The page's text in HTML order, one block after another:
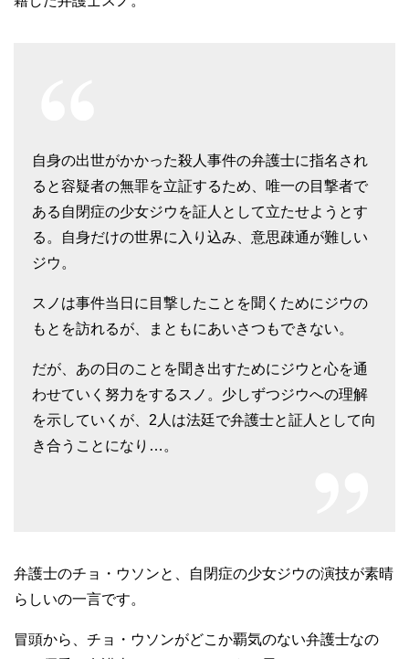
自身の出世がかかった殺人事件の弁護士に指名され
ると容疑者の無罪を立証するため、唯一の目撃者で
ある自閉症の少女ジウを証人として立たせようとす
る。自身だけの世界に入り込み、意思疎通が難しい
ジウ。
スノは事件当日に目撃したことを聞くためにジウの
もとを訪れるが、まともにあいさつもできない。
だが、あの日のことを聞き出すためにジウと心を通
わせていく努力をするスノ。少しずつジウへの理解
を示していくが、2人は法廷で弁護士と証人として向
き合うことになり…。
弁護士のチョ・ウソンと、自閉症の少女ジウの演技が素晴
らしいの一言です。
冒頭から、チョ・ウソンがどこか覇気のない弁護士なの